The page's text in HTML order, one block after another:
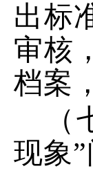
出标
审核
档案
现象”